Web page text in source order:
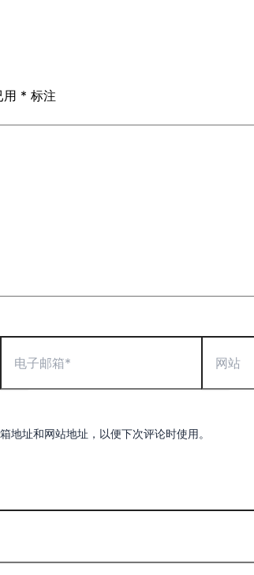
用 * 标注
地址和网站地址，以便下次评论时使用。